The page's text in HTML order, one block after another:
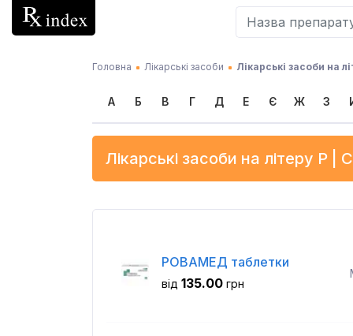
Головна Лікарські засоби Лікарські засоби на
А Б В Г Д Е Є Ж З
Лікарські засоби на літеру Р |
РОВАМЕД таблетки
від 135.00 грн